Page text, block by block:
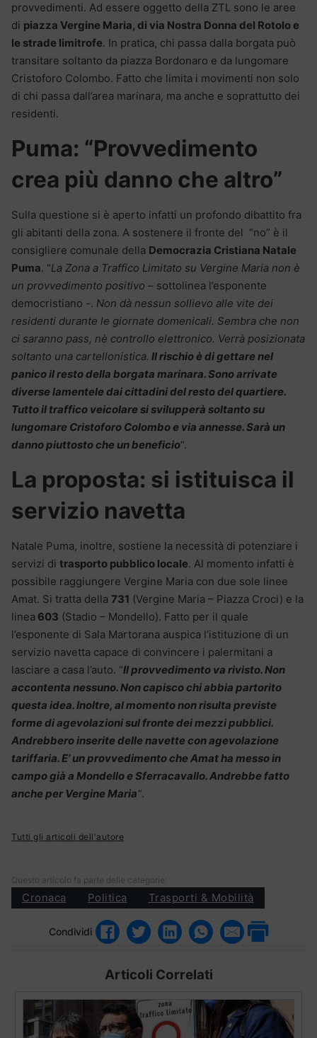
provvedimenti. Ad essere oggetto della ZTL sono le aree
di piazza Vergine Maria, di via Nostra Donna del Rotolo e
le strade limitrofe. In pratica, chi passa dalla borgata può
transitare soltanto da piazza Bordonaro e da lungomare
Cristoforo Colombo. Fatto che limita i movimenti non solo
di chi passa dall’area marinara, ma anche e soprattutto dei
residenti.
Puma: “Provvedimento
crea più danno che altro”
Sulla questione si è aperto infatti un profondo dibattito fra
gli abitanti della zona. A sostenere il fronte del “no” è il
consigliere comunale della Democrazia Cristiana Natale
Puma. “La Zona a Traffico Limitato su Vergine Maria non è
un provvedimento positivo – sottolinea l’esponente
democristiano -. Non dà nessun sollievo alle vite dei
residenti durante le giornate domenicali. Sembra che non
ci saranno pass, nè controllo elettronico. Verrà posizionata
soltanto una cartellonistica. Il rischio è di gettare nel
panico il resto della borgata marinara. Sono arrivate
diverse lamentele dai cittadini del resto del quartiere.
Tutto il traffico veicolare si svilupperà soltanto su
lungomare Cristoforo Colombo e via annesse. Sarà un
danno piuttosto che un beneficio“.
La proposta: si istituisca il
servizio navetta
Natale Puma, inoltre, sostiene la necessità di potenziare i
servizi di trasporto pubblico locale. Al momento infatti è
possibile raggiungere Vergine Maria con due sole linee
Amat. Si tratta della 731 (Vergine Maria – Piazza Croci) e la
linea 603 (Stadio – Mondello). Fatto per il quale
l’esponente di Sala Martorana auspica l’istituzione di un
servizio navetta capace di convincere i palermitani a
lasciare a casa l’auto. “Il provvedimento va rivisto. Non
accontenta nessuno. Non capisco chi abbia partorito
questa idea. Inoltre, al momento non risulta previste
forme di agevolazioni sul fronte dei mezzi pubblici.
Andrebbero inserite delle navette con agevolazione
tariffaria. E’ un provvedimento che Amat ha messo in
campo già a Mondello e Sferracavallo. Andrebbe fatto
anche per Vergine Maria“.
Tutti gli articoli dell'autore
Questo articolo fa parte delle categorie:
Cronaca Politica Trasporti & Mobilità
Condividi
Articoli Correlati